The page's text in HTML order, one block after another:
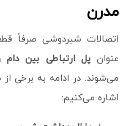
مدرن
اتصالات شیردوشی صرفاً
عنوانپل ارتباطی بین
می‌شوند. در ادامه به برخی
اشاره می‌کنیم: